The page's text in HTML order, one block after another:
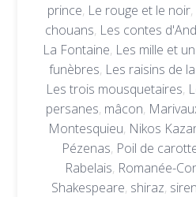
prince, Le rouge et le noir,
chouans, Les contes
La Fontaine, Les mille et
funèbres, Les raisins de
Les trois mousquetaires,
persanes, mâcon,
Montesquieu, Nikos
Pézenas, Poil de
Rabelais, Romanée-
Shakespeare, shiraz,